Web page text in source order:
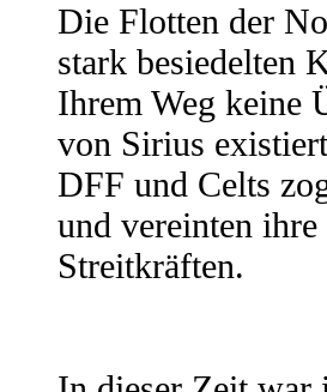
Die Flotten der
stark besiedelten
Ihrem Weg keine
von Sirius
DFF und Celts
und vereinten
Streitkräften.